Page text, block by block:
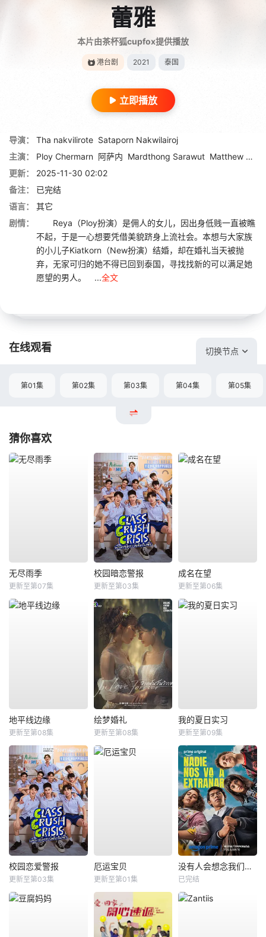
蕾雅
本片由茶杯狐cupfox提供播放
港台剧 2021 泰国
立即播放
导演： Tha nakvilirote Sataporn Nakwilairoj
主演：
Ploy Chermarn 阿萨内 Mardthong Sarawut Matthew Dean
更新：
2025-11-30 02:02
备注：
已完结
语言：
其它
剧情：
Reya（Ploy扮演）是佣人的女儿，因出身低贱一直被瞧
不起，于是一心想要凭借美貌跻身上流社会。本想与大家族
的小儿子Kiatkorn（New扮演）结婚，却在婚礼当天被抛
弃，无家可归的她不得已回到泰国，寻找找新的可以满足她
愿望的男人。 ...全文
在线观看 切换节点
第01集 第02集 第03集 第04集 第05集
猜你喜欢
无尽雨季
更新至第07集
校园暗恋警报
更新至第03集
成名在望
更新至第06集
地平线边缘
更新至第08集
绘梦婚礼
更新至第08集
我的夏日实习
更新至第09集
校园恋爱警报
更新至第03集
厄运宝贝
更新至第01集
没有人会想念我们第二季
已完结